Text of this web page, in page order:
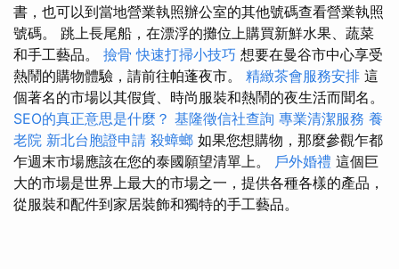
書，也可以到當地營業執照辦公室的其他號碼查看營業執照
號碼。 跳上長尾船，在漂浮的攤位上購買新鮮水果、蔬菜
和手工藝品。 撿骨 快速打掃小技巧 想要在曼谷市中心享受
熱鬧的購物體驗，請前往帕蓬夜市。 精緻茶會服務安排 這
個著名的市場以其假貨、時尚服裝和熱鬧的夜生活而聞名。
SEO的真正意思是什麼？ 基隆徵信社查詢 專業清潔服務 養
老院 新北台胞證申請 殺蟑螂 如果您想購物，那麼參觀乍都
乍週末市場應該在您的泰國願望清單上。 戶外婚禮 這個巨
大的市場是世界上最大的市場之一，提供各種各樣的產品，
從服裝和配件到家居裝飾和獨特的手工藝品。